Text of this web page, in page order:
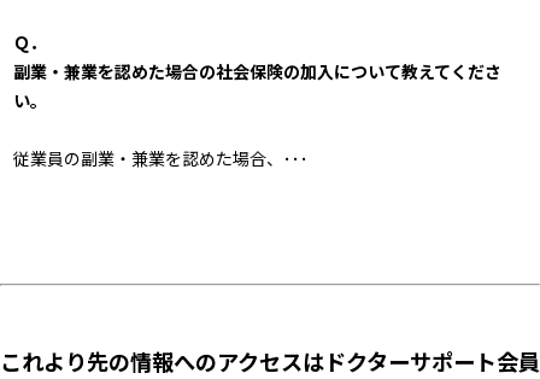
Ｑ．
副業・兼業を認めた場合の社会保険の加入について教えてくださ
い。
従業員の副業・兼業を認めた場合、･･･
これより先の情報へのアクセスはドクターサポート会員